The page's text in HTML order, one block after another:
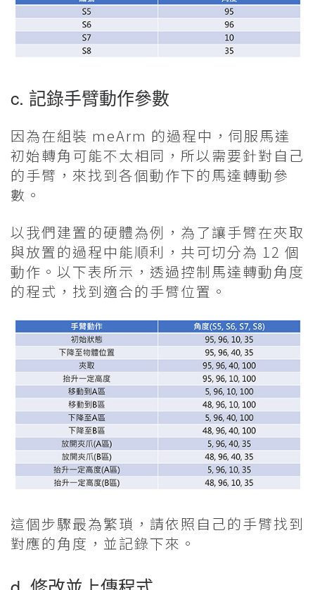
c. 記錄手臂動作參數
因為在組裝 meArm 的過程中，伺服馬達
初始轉角可能不太相同，所以需要針對自己
的手臂，來找到各個動作下的馬達轉動參
數。
以我們建置的硬體為例，為了讓手臂在夾取
與放置的過程中能順利，共可切分為 12 個
動作。以下表所示，透過控制馬達轉動角度
的程式，找到適合的手臂位置。
這個步驟最為繁瑣，請依照自己的手臂找到
對應的角度，並記錄下來。